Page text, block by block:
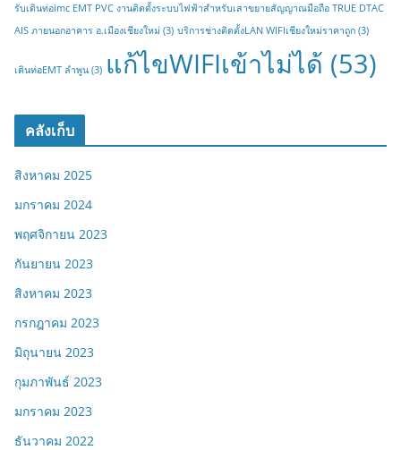
รับเดินท่อimc EMT PVC งานติดตั้งระบบไฟฟ้าสำหรับเสาขยายสัญญาณมือถือ TRUE DTAC
AIS ภายนอกอาคาร อ.เมืองเชียงใหม่ (3) บริการช่างติดตั้งLAN WIFIเชียงใหม่ราคาถูก (3)
เดินท่อEMT ลำพูน (3) แก้ไขWIFIเข้าไม่ได้ (53)
คลังเก็บ
สิงหาคม 2025
มกราคม 2024
พฤศจิกายน 2023
กันยายน 2023
สิงหาคม 2023
กรกฎาคม 2023
มิถุนายน 2023
กุมภาพันธ์ 2023
มกราคม 2023
ธันวาคม 2022